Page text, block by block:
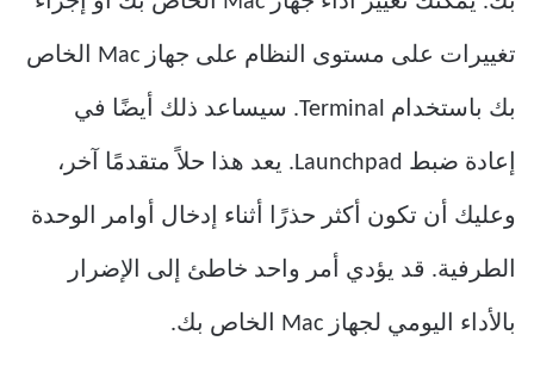
تغييرات على مستوى النظام على جهاز Mac الخاص
بك باستخدام Terminal. سيساعد ذلك أيضًا في
إعادة ضبط Launchpad. يعد هذا حلاً متقدمًا آخر،
وعليك أن تكون أكثر حذرًا أثناء إدخال أوامر الوحدة
الطرفية. قد يؤدي أمر واحد خاطئ إلى الإضرار
بالأداء اليومي لجهاز Mac الخاص بك.